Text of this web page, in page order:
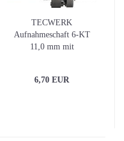
TECWERK
Aufnahmeschaft 6-KT
11,0 mm mit
6,70 EUR